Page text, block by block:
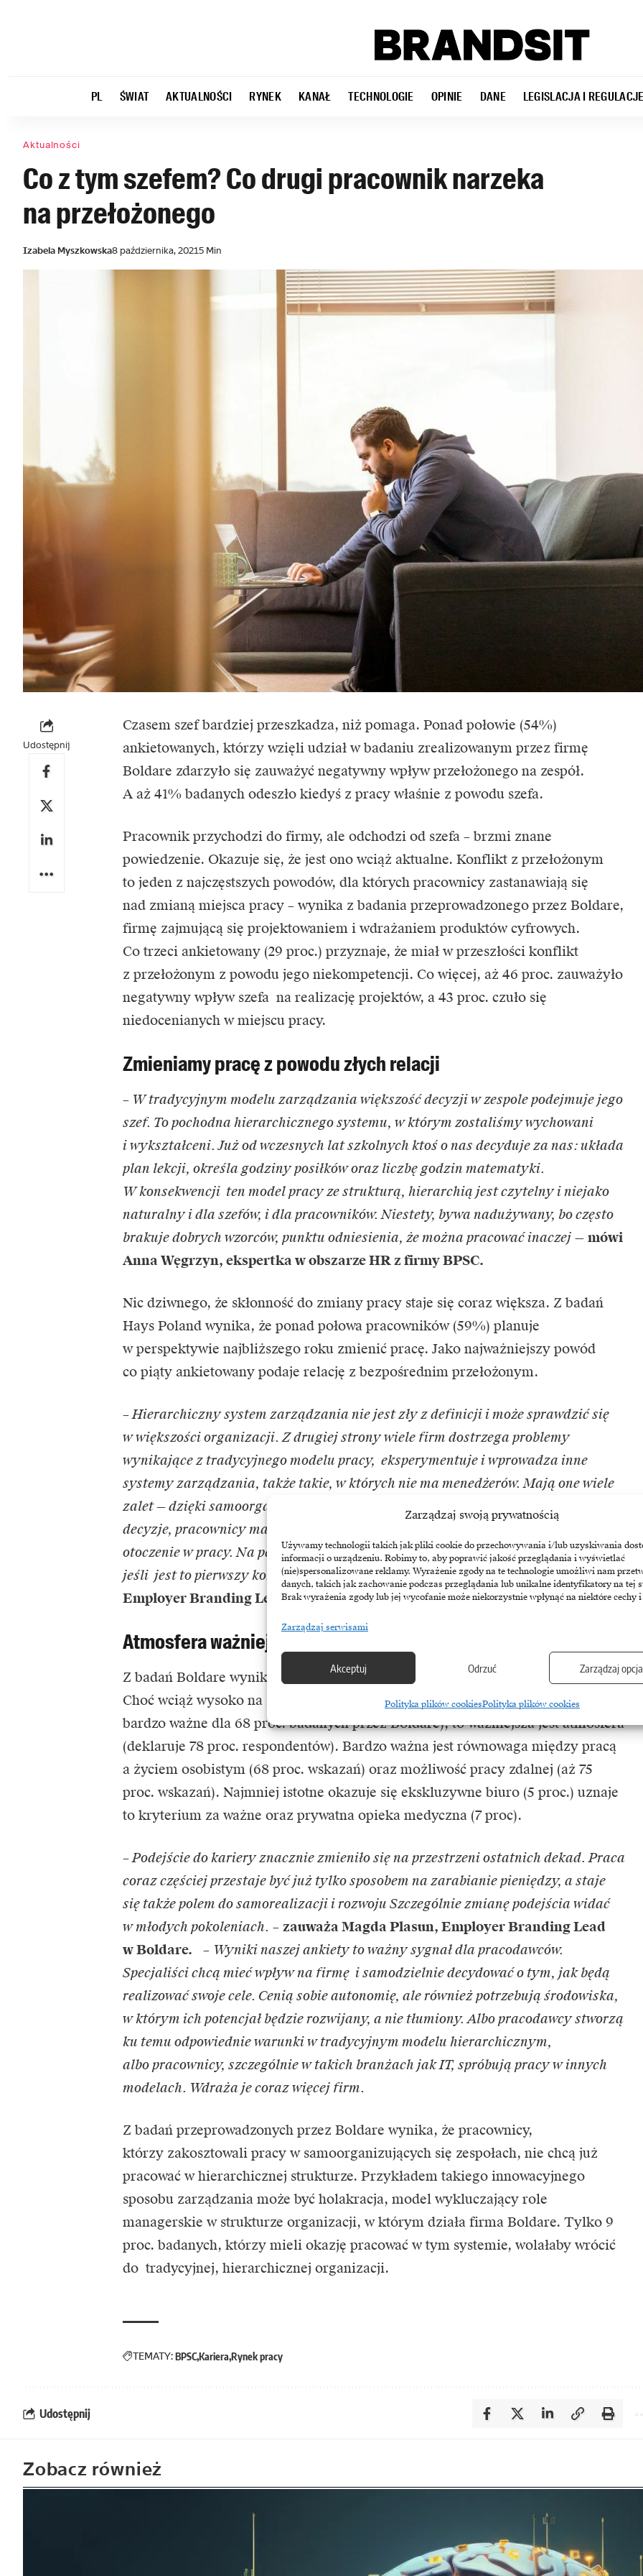
Zarządzaj swoją prywatnością
Używamy technologii takich jak pliki cookie do przechowywania i/lub uzyskiwania
informacji o urządzeniu. Robimy to, aby poprawić jakość przeglądania i wyświetlać
(nie)spersonalizowane reklamy. Wyrażenie zgody na te technologie umożliwi nam
danych, takich jak zachowanie podczas przeglądania lub unikalne identyfikatory na tej
Brak wyrażenia zgody lub jej wycofanie może niekorzystnie wpłynąć na niektóre cechy
Zarządzaj serwisami
Akceptuj Odrzuć Zarządzaj
Polityka plików cookiesPolityka plików cookies
PL ŚWIAT AKTUALNOŚCI RYNEK KANAŁ TECHNOLOGIE OPINIE DANE LEGISLACJA I
Aktualności
Co z tym szefem? Co drugi pracownik narzeka
na przełożonego
Izabela Myszkowska8 października, 20215 Min
Udostępnij
Czasem szef bardziej przeszkadza, niż pomaga. Ponad połowie (54%)
ankietowanych, którzy wzięli udział w badaniu zrealizowanym przez firmę
Boldare zdarzyło się zauważyć negatywny wpływ przełożonego na zespół.
A aż 41% badanych odeszło kiedyś z pracy właśnie z powodu szefa.
Pracownik przychodzi do firmy, ale odchodzi od szefa – brzmi znane
powiedzenie. Okazuje się, że jest ono wciąż aktualne. Konflikt z przełożonym
to jeden z najczęstszych powodów, dla których pracownicy zastanawiają się
nad zmianą miejsca pracy – wynika z badania przeprowadzonego przez Boldare,
firmę zajmującą się projektowaniem i wdrażaniem produktów cyfrowych.
Co trzeci ankietowany (29 proc.) przyznaje, że miał w przeszłości konflikt
z przełożonym z powodu jego niekompetencji. Co więcej, aż 46 proc. zauważyło
negatywny wpływ szefa na realizację projektów, a 43 proc. czuło się
niedocenianych w miejscu pracy.
Zmieniamy pracę z powodu złych relacji
– W tradycyjnym modelu zarządzania większość decyzji w zespole podejmuje jego
szef. To pochodna hierarchicznego systemu, w którym zostaliśmy wychowani
i wykształceni. Już od wczesnych lat szkolnych ktoś o nas decyduje za nas: układa
plan lekcji, określa godziny posiłków oraz liczbę godzin matematyki.
W konsekwencji ten model pracy ze strukturą, hierarchią jest czytelny i niejako
naturalny i dla szefów, i dla pracowników. Niestety, bywa nadużywany, bo często
brakuje dobrych wzorców, punktu odniesienia, że można pracować inaczej— mówi
Anna Węgrzyn, ekspertka w obszarze HR z firmy BPSC.
Nic dziwnego, że skłonność do zmiany pracy staje się coraz większa. Z badań
Hays Poland wynika, że ponad połowa pracowników (59%) planuje
w perspektywie najbliższego roku zmienić pracę. Jako najważniejszy powód
co piąty ankietowany podaje relację z bezpośrednim przełożonym.
– Hierarchiczny system zarządzania nie jest zły z definicji i może sprawdzić się
w większości organizacji. Z drugiej strony wiele firm dostrzega problemy
wynikające z tradycyjnego modelu pracy, eksperymentuje i wprowadza inne
systemy zarządzania, także takie, w których nie ma menedżerów. Mają one wiele
zalet — dzięki samoorganizacji i płaskiej strukturze szybciej podejmuje się
decyzje, pracownicy mają więcej miejsca na samorozwój i większy wpływ na swoje
otoczenie w pracy. Na pewno jednak takiej pracy trzeba się nauczyć, szczególnie
jeśli jest to pierwszy kontakt z płaską strukturą—komentuje Magda Plasun,
Employer Branding Lead w Boldare.
Atmosfera ważniejsza od zarobków
Z badań Boldare wynika, że zmieniają się także kryteria wyboru pracodawcy.
Choć wciąż wysoko na liście priorytetów znajduje się wynagrodzenie (jest ono
bardzo ważne dla 68 proc. badanych przez Boldare), to ważniejsza jest atmosfera
(deklaruje 78 proc. respondentów). Bardzo ważna jest równowaga między pracą
a życiem osobistym (68 proc. wskazań) oraz możliwość pracy zdalnej (aż 75
proc. wskazań). Najmniej istotne okazuje się ekskluzywne biuro (5 proc.) uznaje
to kryterium za ważne oraz prywatna opieka medyczna (7 proc).
– Podejście do kariery znacznie zmieniło się na przestrzeni ostatnich dekad. Praca
coraz częściej przestaje być już tylko sposobem na zarabianie pieniędzy, a staje
się także polem do samorealizacji i rozwoju Szczególnie zmianę podejścia widać
w młodych pokoleniach. – zauważa Magda Plasun, Employer Branding Lead
w Boldare. – Wyniki naszej ankiety to ważny sygnał dla pracodawców.
Specjaliści chcą mieć wpływ na firmę i samodzielnie decydować o tym, jak będą
realizować swoje cele. Cenią sobie autonomię, ale również potrzebują środowiska,
w którym ich potencjał będzie rozwijany, a nie tłumiony. Albo pracodawcy stworzą
ku temu odpowiednie warunki w tradycyjnym modelu hierarchicznym,
albo pracownicy, szczególnie w takich branżach jak IT, spróbują pracy w innych
modelach. Wdraża je coraz więcej firm.
Z badań przeprowadzonych przez Boldare wynika, że pracownicy,
którzy zakosztowali pracy w samoorganizujących się zespołach, nie chcą już
pracować w hierarchicznej strukturze. Przykładem takiego innowacyjnego
sposobu zarządzania może być holakracja, model wykluczający role
managerskie w strukturze organizacji, w którym działa firma Boldare. Tylko 9
proc. badanych, którzy mieli okazję pracować w tym systemie, wolałaby wrócić
do tradycyjnej, hierarchicznej organizacji.
TEMATY:BPSCKariera Rynek pracy
Udostępnij
Zobacz również